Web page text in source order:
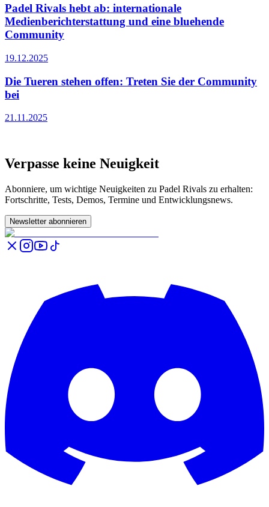
Padel Rivals hebt ab: internationale
Medienberichterstattung und eine bluehende
Community
19.12.2025
Die Tueren stehen offen: Treten Sie der Community
bei
21.11.2025
Verpasse keine Neuigkeit
Abonniere, um wichtige Neuigkeiten zu Padel Rivals zu erhalten:
Fortschritte, Tests, Demos, Termine und Entwicklungsnews.
Newsletter abonnieren